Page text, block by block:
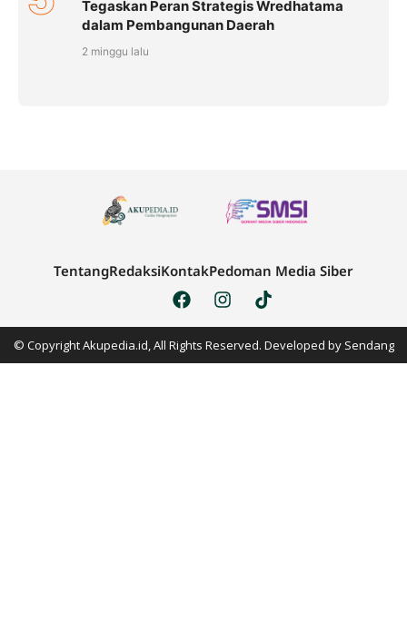
Tegaskan Peran Strategis Wredhatama
dalam Pembangunan Daerah
2 minggu lalu
TentangRedaksiKontakPedoman Media Siber
© Copyright Akupedia.id, All Rights Reserved. Developed by Sendang